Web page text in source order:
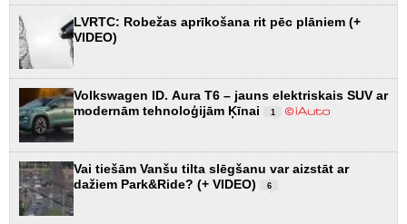
LVRTC: Robežas aprīkošana rit pēc plāniem (+
VIDEO)
Volkswagen ID. Aura T6 – jauns elektriskais SUV ar
modernām tehnoloģijām Ķīnai
1
Vai tiešām Vanšu tilta slēgšanu var aizstāt ar
dažiem Park&Ride? (+ VIDEO)
6